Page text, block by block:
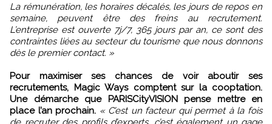
La rémunération, les horaires décalés, les jours de repos en
semaine, peuvent être des freins au recrutement.
L’entreprise est ouverte 7j/7, 365 jours par an, ce sont des
contraintes liées au secteur du tourisme que nous donnons
dès le premier contact. »
Pour maximiser ses chances de voir aboutir ses
recrutements, Magic Ways comptent sur la cooptation.
Une démarche que PARISCityVISION pense mettre en
place l’an prochain. « C’est un facteur qui permet à la fois